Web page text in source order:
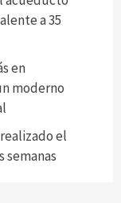
a 35
en
moderno
el
semanas